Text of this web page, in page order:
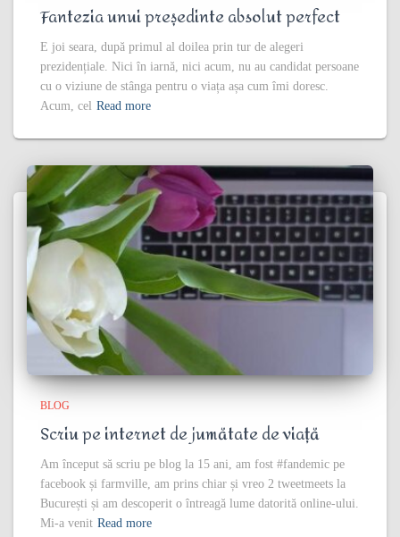
Fantezia unui președinte absolut perfect
E joi seara, după primul al doilea prin tur de alegeri
prezidențiale. Nici în iarnă, nici acum, nu au candidat persoane
cu o viziune de stânga pentru o viața așa cum îmi doresc.
Acum, cel Read more
BLOG
Scriu pe internet de jumătate de viață
Am început să scriu pe blog la 15 ani, am fost #fandemic pe
facebook și farmville, am prins chiar și vreo 2 tweetmeets la
București și am descoperit o întreagă lume datorită online-ului.
Mi-a venit Read more